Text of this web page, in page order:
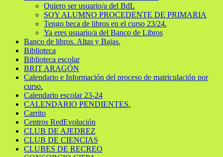
Quiero ser usuario/a del BdL
SOY ALUMNO PROCEDENTE DE PRIMARIA
Tengo beca de libros en el curso 23/24.
Ya eres usuario/a del Banco de Libros
Banco de libros. Altas y Bajas.
Biblioteca
Biblioteca escolar
BRIT ARAGÓN
Calendario e Información del proceso de matriculación por
curso.
Calendario escolar 23-24
CALENDARIO PENDIENTES.
Carrito
Centros RedEvolución
CLUB DE AJEDREZ
CLUB DE CIENCIAS
CLUBES DE RECREO